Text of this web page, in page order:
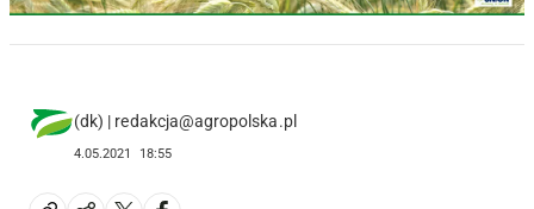
(dk) | redakcja@agropolska.pl
4.05.2021 18:55